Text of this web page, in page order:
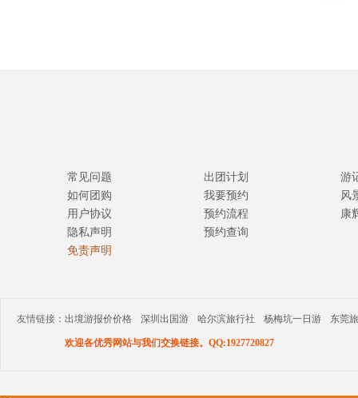
常见问题
如何团购
用户协议
隐私声明
免责声明
出团计划
我要预约
预约流程
预约查询
游
风
康
友情链接： 出境游报价价格 深圳出国游 哈尔滨旅行社 杨梅坑一日游 东莞
欢迎各优秀网站与我们交换链接。QQ:1927720827